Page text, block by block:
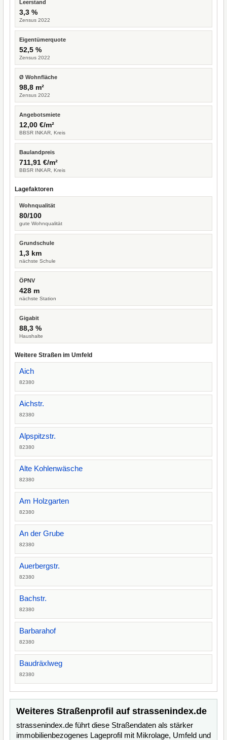
Leerstand
3,3 %
Zensus 2022
Eigentümerquote
52,5 %
Zensus 2022
Ø Wohnfläche
98,8 m²
Zensus 2022
Angebotsmiete
12,00 €/m²
BBSR INKAR, Kreis
Baulandpreis
711,91 €/m²
BBSR INKAR, Kreis
Lagefaktoren
Wohnqualität
80/100
gute Wohnqualität
Grundschule
1,3 km
nächste Schule
ÖPNV
428 m
nächste Station
Gigabit
88,3 %
Haushalte
Weitere Straßen im Umfeld
Aich
82380
Aichstr.
82380
Alpspitzstr.
82380
Alte Kohlenwäsche
82380
Am Holzgarten
82380
An der Grube
82380
Auerbergstr.
82380
Bachstr.
82380
Barbarahof
82380
Baudräxlweg
82380
Weiteres Straßenprofil auf strassenindex.de
strassenindex.de führt diese Straßendaten als stärker
immobilienbezogenes Lageprofil mit Mikrolage, Umfeld und